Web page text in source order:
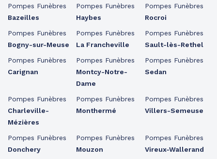
Pompes Funèbres
Bazeilles
Pompes Funèbres
Bogny-sur-Meuse
Pompes Funèbres
Carignan
Pompes Funèbres
Charleville-
Mézières
Pompes Funèbres
Donchery
Pompes Funèbres
Haybes
Pompes Funèbres
La Francheville
Pompes Funèbres
Montcy-Notre-
Dame
Pompes Funèbres
Monthermé
Pompes Funèbres
Mouzon
Pompes Funèbres
Rocroi
Pompes Funèbres
Sault-lès-Rethel
Pompes Funèbres
Sedan
Pompes Funèbres
Villers-Semeuse
Pompes Funèbres
Vireux-Wallerand